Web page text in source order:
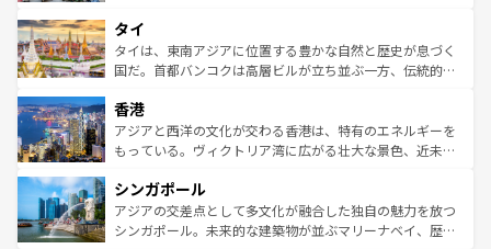
リティに包まれながら、韓国の多彩な魅力を心ゆくまで味
わってみてほしい。 なお、新着の韓国情報はコンテンツ一
覧を参照してほしい。
急速な発展と共に伝統が息づく。ハノイの古い町並みやホ
ーチミン市のフランス統治時代の建物も、独特の雰囲気を
醸し出している。また、バラエティの豊かさとおいしさで
とつ。フォーやバインミー、ベトナムコーヒーなどは、ぜ
ひ現地で味わいたい。どの地域を訪れてもあたたかい人々
が旅行者を迎えてくれるので、きっと忘れられない旅にな
参照してほしい。
タイ
タイは、東南アジアに位置する豊かな自然と歴史が息づく
国だ。首都バンコクは高層ビルが立ち並ぶ一方、伝統的な
の活気が交差している。北部ではチェンマイなどの山岳地
帯で自然と触れ合い、南部ではプーケットやクラビの美し
いビーチでリゾート気分を楽しむことができる。タイ料理
激する。気候は一年中温暖で、どの季節にも異なる楽しみ
が待っている。親しみやすいタイの人々、仏教を中心とし
た文化、そして多様な観光資源が、訪れる旅人を魅了し続
香港
アジアと西洋の文化が交わる香港は、特有のエネルギーを
もっている。ヴィクトリア湾に広がる壮大な景色、近未来
み、どこを訪れても感動するはず。観光スポットが密集し
ており、効率よく見どころを回れるのも魅力。息をのむよ
うな絶景から文化的な体験まで、香港を存分に楽しみ尽く
シンガポール
アジアの交差点として多文化が融合した独自の魅力を放つ
シンガポール。未来的な建築物が並ぶマリーナベイ、歴史